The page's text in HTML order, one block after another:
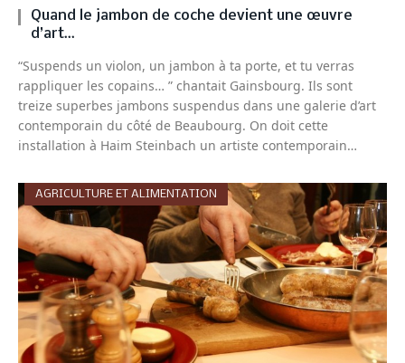
Quand le jambon de coche devient une œuvre
d’art…
“Suspends un violon, un jambon à ta porte, et tu verras
rappliquer les copains… ” chantait Gainsbourg. Ils sont
treize superbes jambons suspendus dans une galerie d’art
contemporain du côté de Beaubourg. On doit cette
installation à Haim Steinbach un artiste contemporain…
AGRICULTURE ET ALIMENTATION